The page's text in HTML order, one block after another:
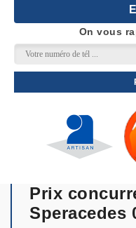
On vous
Prix
Speracedes